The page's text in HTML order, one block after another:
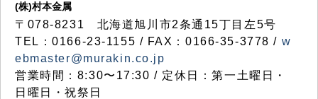
(株)村本金属
〒078-8231 北海道旭川市2条通15丁目左5号
TEL：0166-23-1155 / FAX：0166-35-3778 / w
ebmaster@murakin.co.jp
営業時間：8:30〜17:30 / 定休日：第一土曜日・
日曜日・祝祭日